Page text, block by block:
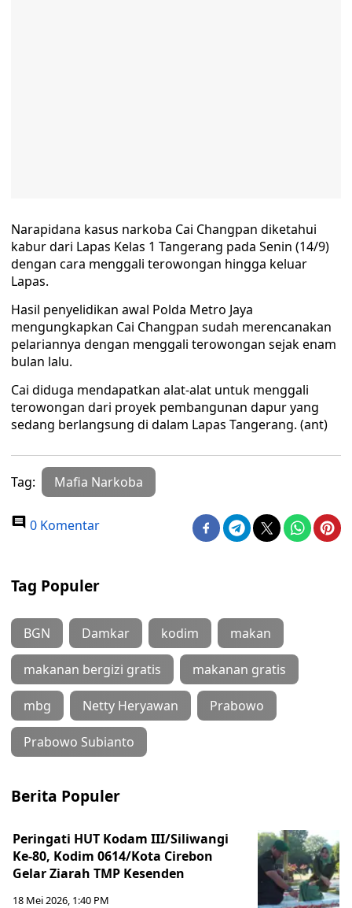
Narapidana kasus narkoba Cai Changpan diketahui
kabur dari Lapas Kelas 1 Tangerang pada Senin (14/9)
dengan cara menggali terowongan hingga keluar
Lapas.
Hasil penyelidikan awal Polda Metro Jaya
mengungkapkan Cai Changpan sudah merencanakan
pelariannya dengan menggali terowongan sejak enam
bulan lalu.
Cai diduga mendapatkan alat-alat untuk menggali
terowongan dari proyek pembangunan dapur yang
sedang berlangsung di dalam Lapas Tangerang. (ant)
Tag: Mafia Narkoba
0 Komentar
Tag Populer
BGN Damkar kodim makan
makanan bergizi gratis makanan gratis
mbg Netty Heryawan Prabowo
Prabowo Subianto
Berita Populer
Peringati HUT Kodam III/Siliwangi
Ke-80, Kodim 0614/Kota Cirebon
Gelar Ziarah TMP Kesenden
18 Mei 2026, 1:40 PM